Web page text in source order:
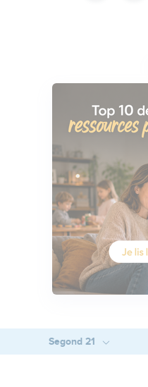
Segond 21